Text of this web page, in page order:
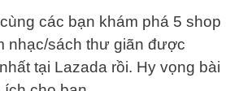
các bạn khám phá 5 shop
nhạc/sách thư giãn được
tại Lazada rồi. Hy vọng bài